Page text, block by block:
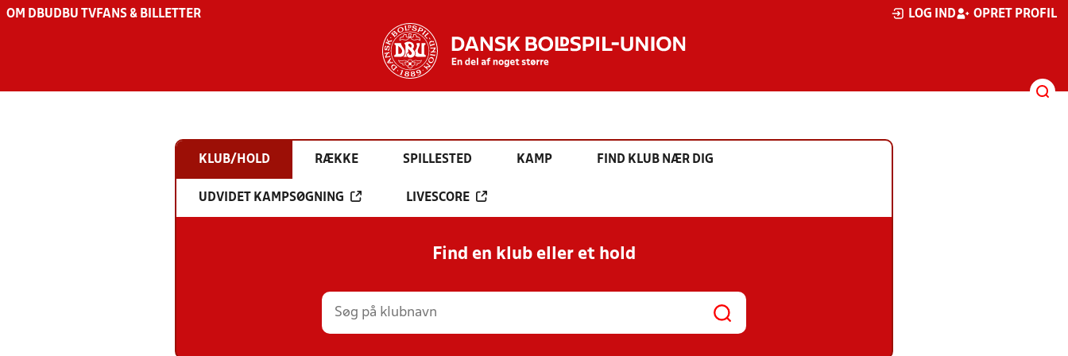
OM DBU DBU TV FANS & BILLETTER LOG IND OPRET PROFIL
KLUB/HOLD RÆKKE SPILLESTED KAMP FIND KLUB NÆR DIG
UDVIDET KAMPSØGNING LIVESCORE
Find en klub eller et hold